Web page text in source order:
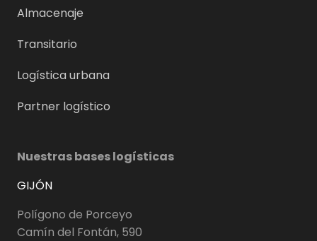
Almacenaje
Transitario
Logística urbana
Partner logístico
Nuestras bases logísticas
GIJÓN
Polígono de Porceyo
Camín del Fontán, 590